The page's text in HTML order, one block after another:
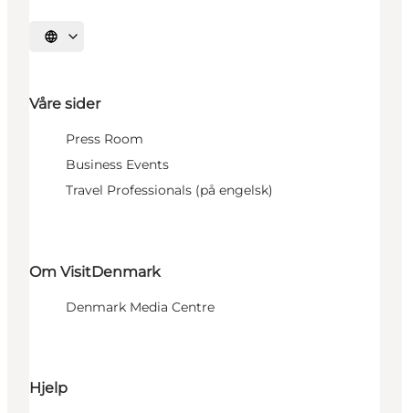
Velg språk
Våre sider
Press Room
Business Events
Travel Professionals (på engelsk)
Om VisitDenmark
Denmark Media Centre
Hjelp